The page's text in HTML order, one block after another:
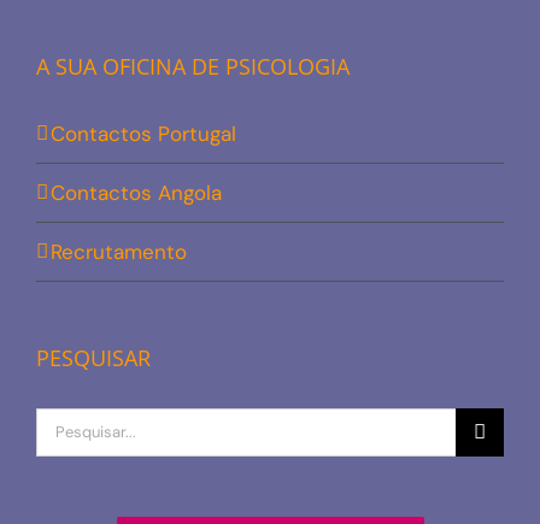
A SUA OFICINA DE PSICOLOGIA
Contactos Portugal
Contactos Angola
Recrutamento
PESQUISAR
Procurar
por